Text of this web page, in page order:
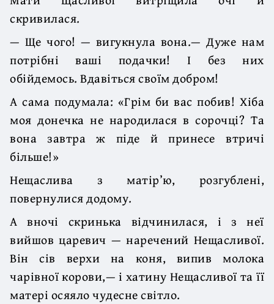
скривилася.
— Ще чого! — вигукнула вона.— Дуже нам
потрібні ваші подачки! І без них
обійдемось. Вдавіться своїм добром!
А сама подумала: «Грім би вас побив! Хіба
моя донечка не народилася в сорочці? Та
вона завтра ж піде й принесе втричі
більше!»
Нещаслива з матір’ю, розгублені,
повернулися додому.
А вночі скринька відчинилася, і з неї
вийшов царевич — наречений Нещасливої.
Він сів верхи на коня, випив молока
чарівної корови,— і хатину Нещасливої та її
матері осяяло чудесне світло.